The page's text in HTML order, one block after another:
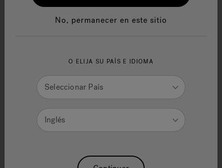
United States
Refinar resultados de búsqueda
No, permanecer en este sitio
O ELIJA SU PAÍS E IDIOMA
Seleccionar País
Inglés